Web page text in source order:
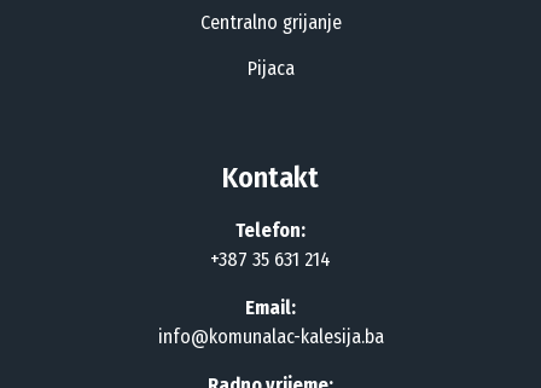
Centralno grijanje
Pijaca
Kontakt
Telefon:
+387 35 631 214
Email:
info@komunalac-kalesija.ba